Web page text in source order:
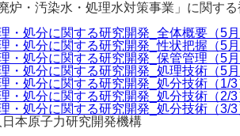
炉・汚染水・処理水対策事業」に関す
・処分に関する研究開発_全体概要（5
・処分に関する研究開発_性状把握（5
・処分に関する研究開発_保管管理（5
・処分に関する研究開発_処理技術（5
・処分に関する研究開発_処分技術（1/
・処分に関する研究開発_処分技術（2/
・処分に関する研究開発_処分技術（3/
本原子力研究開発機構